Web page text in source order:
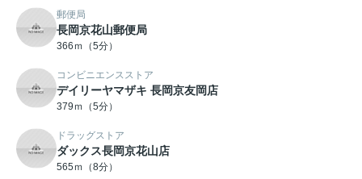
郵便局
長岡京花山郵便局
366ｍ（5分）
コンビニエンスストア
デイリーヤマザキ 長岡京友岡店
379ｍ（5分）
ドラッグストア
ダックス長岡京花山店
565ｍ（8分）